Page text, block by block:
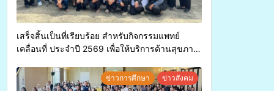
เสร็จสิ้นเป็นที่เรียบร้อย สำหรับกิจกรรมแพทย์
เคลื่อนที่ ประจำปี 2569 เพื่อให้บริการด้านสุขภาพ
ข่าวการศึกษา ข่าวสังคม